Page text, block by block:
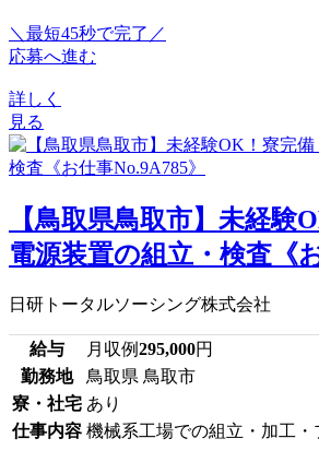
＼最短45秒で完了／
応募へ進む
詳しく
見る
【鳥取県鳥取市】未経験
電源装置の組立・検査《
日研トータルソーシング株式会社
給与 月収例295,000円
勤務地
鳥取県 鳥取市
寮・社宅 あり
仕事内容 機械系工場での組立・加工・